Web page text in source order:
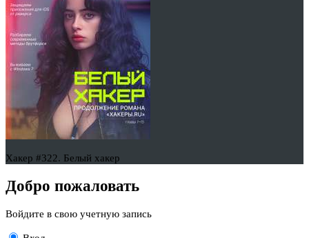
Хакер #322. Белый хакер
Добро пожаловать
Войдите в свою учетную запись